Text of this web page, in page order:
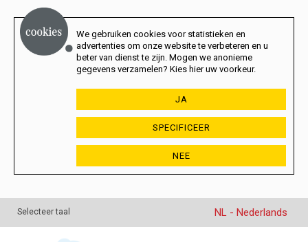
We gebruiken cookies voor statistieken en
advertenties om onze website te verbeteren en u
beter van dienst te zijn. Mogen we anonieme
gegevens verzamelen? Kies hier uw voorkeur.
JA
SPECIFICEER
NEE
Selecteer taal NL - Nederlands